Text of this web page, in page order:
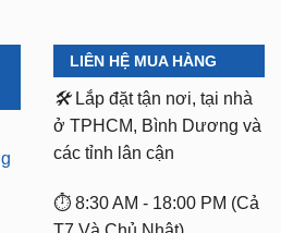
LIÊN HỆ MUA HÀNG
🛠️ Lắp đặt tận nơi, tại nhà
ở TPHCM, Bình Dương và
các tỉnh lân cận
⏱️ 8:30 AM - 18:00 PM (Cả